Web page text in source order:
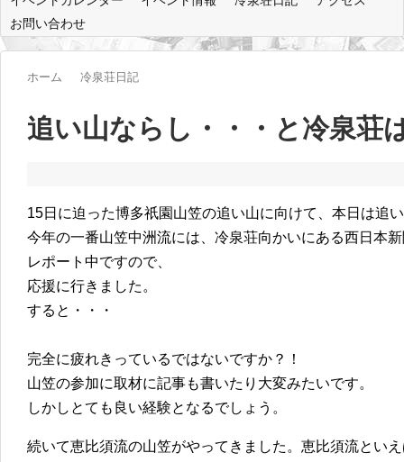
お問い合わせ
ホーム 冷泉荘日記
追い山ならし・・・と冷泉荘
15日に迫った博多祇園山笠の追い山に向けて、本日は追
今年の一番山笠中洲流には、冷泉荘向かいにある西日本
レポート中ですので、
応援に行きました。
すると・・・
完全に疲れきっているではないですか？！
山笠の参加に取材に記事も書いたり大変みたいです。
しかしとても良い経験となるでしょう。
続いて恵比須流の山笠がやってきました。恵比須流とい